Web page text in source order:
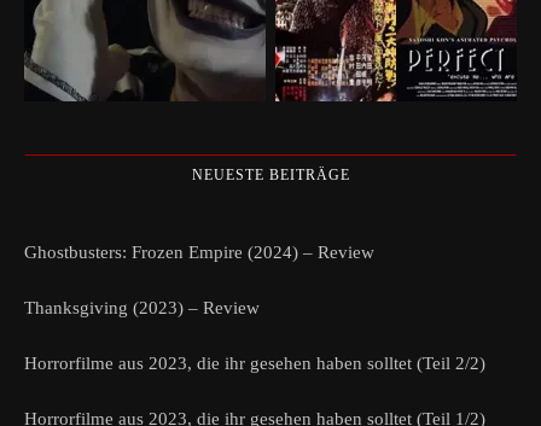
NEUESTE BEITRÄGE
Ghostbusters: Frozen Empire (2024) – Review
Thanksgiving (2023) – Review
Horrorfilme aus 2023, die ihr gesehen haben solltet (Teil 2/2)
Horrorfilme aus 2023, die ihr gesehen haben solltet (Teil 1/2)